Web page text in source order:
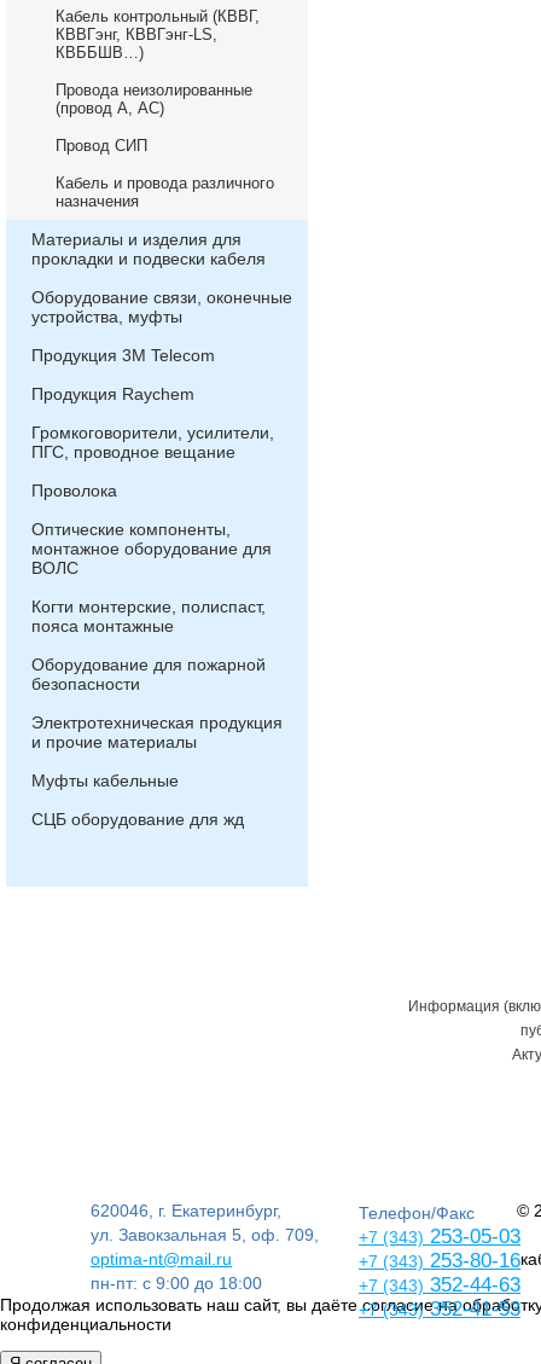
Кабель контрольный (КВВГ,
КВВГэнг, КВВГэнг-LS,
КВББШВ…)
Провода неизолированные
(провод А, АС)
Провод СИП
Кабель и провода различного
назначения
Материалы и изделия для
прокладки и подвески кабеля
Оборудование связи, оконечные
устройства, муфты
Продукция 3М Telecom
Продукция Raychem
Громкоговорители, усилители,
ПГС, проводное вещание
Проволока
Оптические компоненты,
монтажное оборудование для
ВОЛС
Когти монтерские, полиспаст,
пояса монтажные
Оборудование для пожарной
безопасности
Электротехническая продукция
и прочие материалы
Муфты кабельные
СЦБ оборудование для жд
Информация
620046, г. Екатеринбург,
ул. Завокзальная 5, оф. 709,
optima-nt@mail.ru
пн-пт: с 9:00 до 18:00
Телефон/Факс
+7 (343) 253-05-03
+7 (343) 253-80-16
+7 (343) 352-44-63
+7 (343)352-41-53
©
Продолжая использовать наш сайт, вы даёте согласие на
конфиденциальности